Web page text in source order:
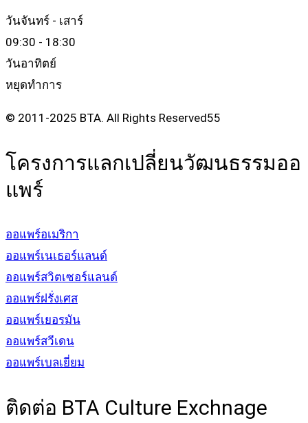
วันจันทร์ - เสาร์
09:30 - 18:30
วันอาทิตย์
หยุดทำการ
© 2011-2025 BTA. All Rights Reserved55
โครงการแลกเปลี่ยนวัฒนธรรมออ
แพร์
ออแพร์อเมริกา
ออแพร์เนเธอร์แลนด์
ออแพร์สวิตเซอร์แลนด์
ออแพร์ฝรั่งเศส
ออแพร์เยอรมัน
ออแพร์สวีเดน
ออแพร์เบลเยี่ยม
ติดต่อ BTA Culture Exchnage